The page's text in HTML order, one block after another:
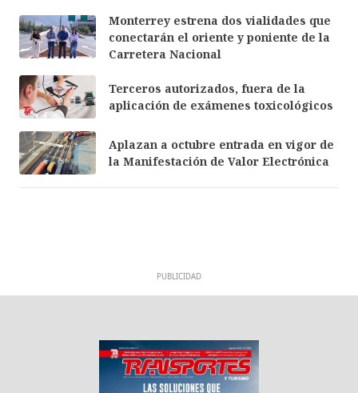
Monterrey estrena dos vialidades que
conectarán el oriente y poniente de la
Carretera Nacional
Terceros autorizados, fuera de la
aplicación de exámenes toxicológicos
Aplazan a octubre entrada en vigor de
la Manifestación de Valor Electrónica
PUBLICIDAD